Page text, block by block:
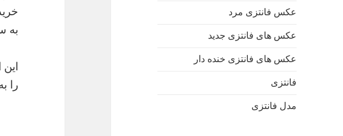
عکس فانتزی مرد
عکس های فانتزی جدید
عکس های فانتزی خنده دار
فانتزی
مدل فانتزی
به
را